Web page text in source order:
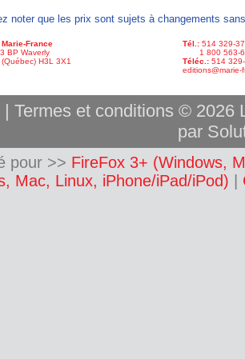
noter que les prix sont sujets à changements
France
BP Waverly
H3L 3X1
Tél.: 514 329-
1 800 563-
Téléc.: 514
editions@marie-
| Termes et conditions © 2026
par
pour >> FireFox 3+ (Windows,
Mac, Linux, iPhone/iPad/iPod)